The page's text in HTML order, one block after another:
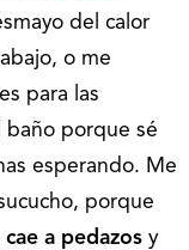
del calor
o me
para las
baño porque sé
esperando. Me
porque
a pedazos y